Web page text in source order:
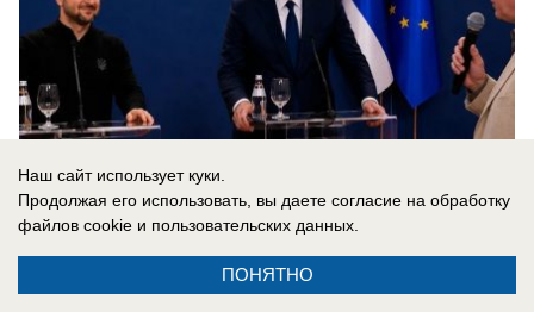
09.08.2026 0
Наш сайт использует куки.
Продолжая его использовать, вы даете согласие на обработку
файлов cookie и пользовательских данных.
ПОНЯТНО